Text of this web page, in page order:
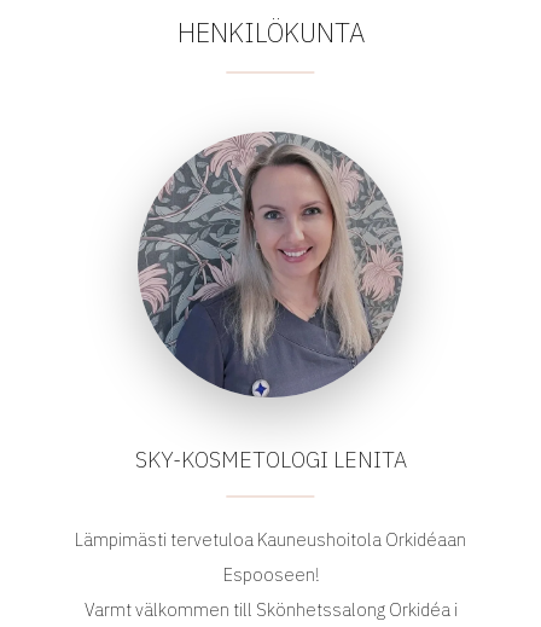
HENKILÖKUNTA
SKY-KOSMETOLOGI LENITA
Lämpimästi tervetuloa Kauneushoitola Orkidéaan
Espooseen!
Varmt välkommen till Skönhetssalong Orkidéa i